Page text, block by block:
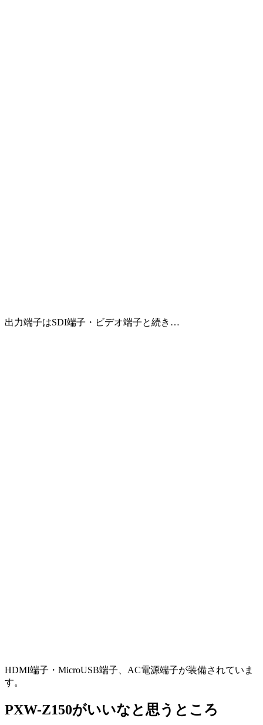
出力端子はSDI端子・ビデオ端子と続き…
HDMI端子・MicroUSB端子、AC電源端子が装備されていま
す。
PXW-Z150がいいなと思うところ